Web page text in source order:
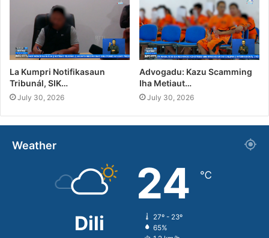
La Kumpri Notifikasaun
Tribunál, SIK…
July 30, 2026
Advogadu: Kazu Scamming
Iha Metiaut…
July 30, 2026
Weather
Dili
24 ℃
27º - 23º
65%